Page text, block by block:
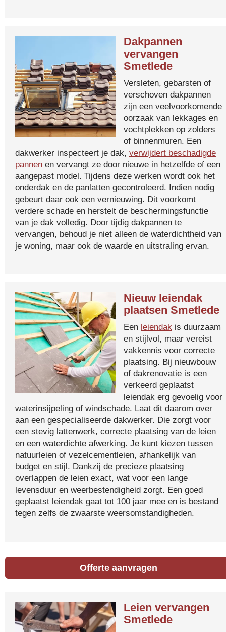
Dakpannen
vervangen
Smetlede
Versleten, gebarsten of
verschoven dakpannen
zijn een veelvoorkomende
oorzaak van lekkages en
vochtplekken op zolders
of binnenmuren. Een
dakwerker inspecteert je dak, verwijdert beschadigde
pannen en vervangt ze door nieuwe in hetzelfde of een
aangepast model. Tijdens deze werken wordt ook het
onderdak en de panlatten gecontroleerd. Indien nodig
gebeurt daar ook een vernieuwing. Dit voorkomt
verdere schade en herstelt de beschermingsfunctie
van je dak volledig. Door tijdig dakpannen te
vervangen, behoud je niet alleen de waterdichtheid van
je woning, maar ook de waarde en uitstraling ervan.
Nieuw leiendak
plaatsen Smetlede
Een leiendak is duurzaam
en stijlvol, maar vereist
vakkennis voor correcte
plaatsing. Bij nieuwbouw
of dakrenovatie is een
verkeerd geplaatst
leiendak erg gevoelig voor
waterinsijpeling of windschade. Laat dit daarom over
aan een gespecialiseerde dakwerker. Die zorgt voor
een stevig lattenwerk, correcte plaatsing van de leien
en een waterdichte afwerking. Je kunt kiezen tussen
natuurleien of vezelcementleien, afhankelijk van
budget en stijl. Dankzij de precieze plaatsing
overlappen de leien exact, wat voor een lange
levensduur en weerbestendigheid zorgt. Een goed
geplaatst leiendak gaat tot 100 jaar mee en is bestand
tegen zelfs de zwaarste weersomstandigheden.
Offerte aanvragen
Leien vervangen
Smetlede